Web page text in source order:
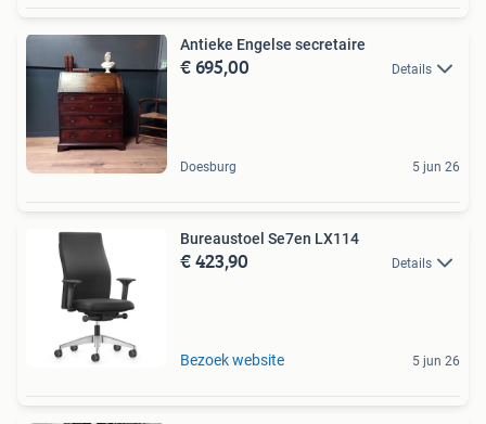
Antieke Engelse secretaire
€ 695,00 Details
Doesburg 5 jun 26
Bureaustoel Se7en LX114
€ 423,90 Details
Bezoek website 5 jun 26